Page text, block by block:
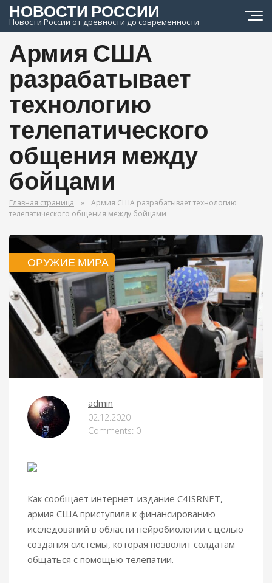
НОВОСТИ РОССИИ
Новости России от древности до современности
Армия США
разрабатывает
технологию
телепатического
общения между
бойцами
Главная страница »
Армия США разрабатывает технологию
телепатического общения между бойцами
ОРУЖИЕ МИРА
admin
02.12.2020
Comments: 0
Как сообщает интернет-издание C4ISRNET,
армия США приступила к финансированию
исследований в области нейробиологии с целью
создания системы, которая позволит солдатам
общаться с помощью телепатии.